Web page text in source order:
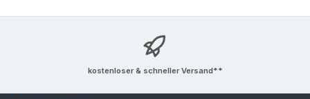
kostenloser & schneller Versand**